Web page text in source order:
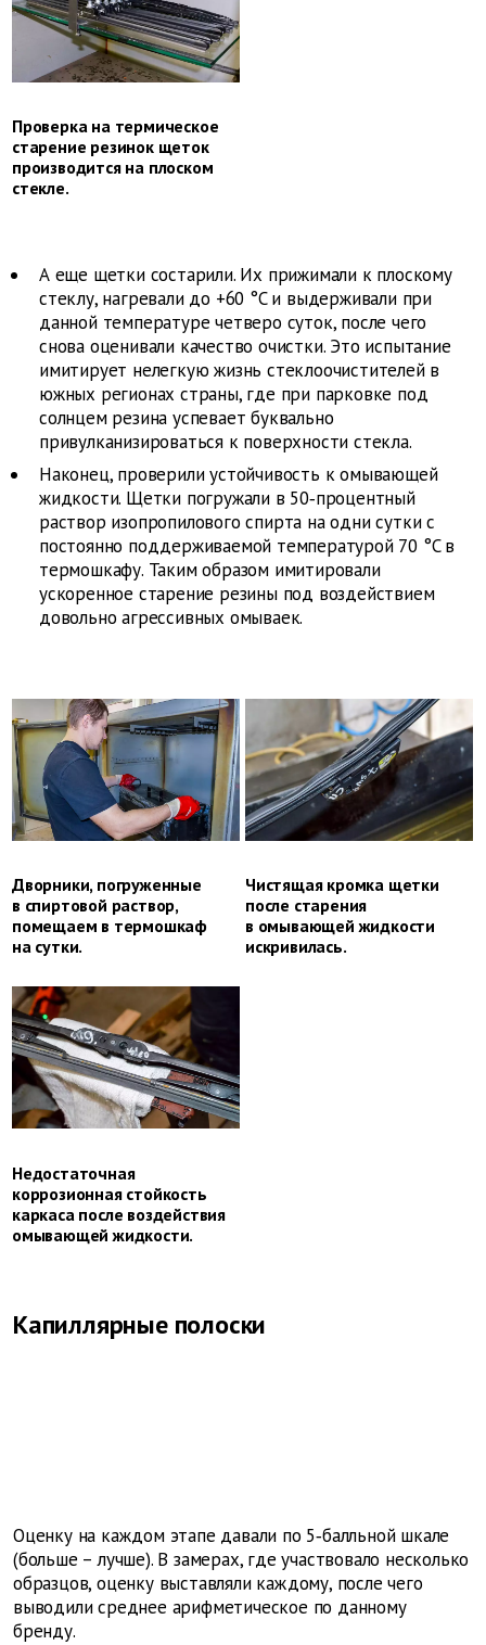
Проверка на термическое
старение резинок щеток
производится на плоском
стекле.
А еще щетки состарили. Их прижимали к плоскому
стеклу, нагревали до +60 °C и выдерживали при
данной температуре четверо суток, после чего
снова оценивали качество очистки. Это испытание
имитирует нелегкую жизнь стеклоочистителей в
южных регионах страны, где при парковке под
солнцем резина успевает буквально
привулканизироваться к поверхности стекла.
Наконец, проверили устойчивость к омывающей
жидкости. Щетки погружали в 50‑процентный
раствор изопропилового спирта на одни сутки с
постоянно поддерживаемой температурой 70 °C в
термошкафу. Таким образом имитировали
ускоренное старение резины под воздействием
довольно агрессивных омываек.
Дворники, погруженные
в спиртовой раствор,
помещаем в термошкаф
на сутки.
Чистящая кромка щетки
после старения
в омывающей жидкости
искривилась.
Недостаточная
коррозионная стойкость
каркаса после воздействия
омывающей жидкости.
Капиллярные полоски
Оценку на каждом этапе давали по 5‑балльной шкале
(больше – лучше). В замерах, где участвовало несколько
образцов, оценку выставляли каждому, после чего
выводили среднее арифметическое по данному
бренду.